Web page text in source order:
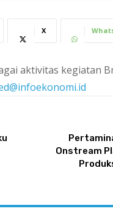
X
aktivitas kegiatan
Onstream